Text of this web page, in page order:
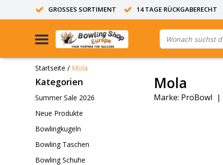
GROSSES SORTIMENT 14 TAGE RÜCKGABERECHT
Startseite / Mola
Kategorien
Summer Sale 2026
Neue Produkte
Bowlingkugeln
Bowling Taschen
Bowling Schuhe
Mola
Marke: ProBowl |